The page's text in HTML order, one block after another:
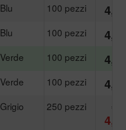
Blu 100 pezzi
Blu 100 pezzi
Verde 100 pezzi
Verde 100 pezzi
Grigio 250 pezzi